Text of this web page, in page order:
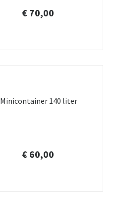
€ 70,00
Minicontainer 140 liter
€ 60,00